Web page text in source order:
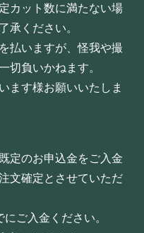
カット数に満たない場
承ください。
払いますが、怪我や撮
切負いかねます。
ます様お願いいたしま
定のお申込金をご入金
文確定とさせていただ
ご入金ください。